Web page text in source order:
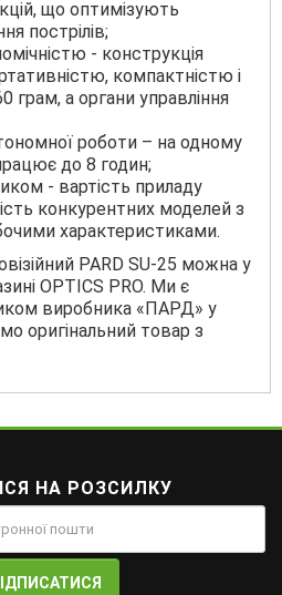
що оптимізують
пострілів;
- конструкція
компактністю і
грам, а органи управління
роботи – на одному
до 8 годин;
- вартість приладу
конкурентних моделей з
характеристиками.
PARD SU-25 можна у
OPTICS PRO. Ми є
виробника «ПАРД» у
оригінальний товар з
НА РОЗСИЛКУ